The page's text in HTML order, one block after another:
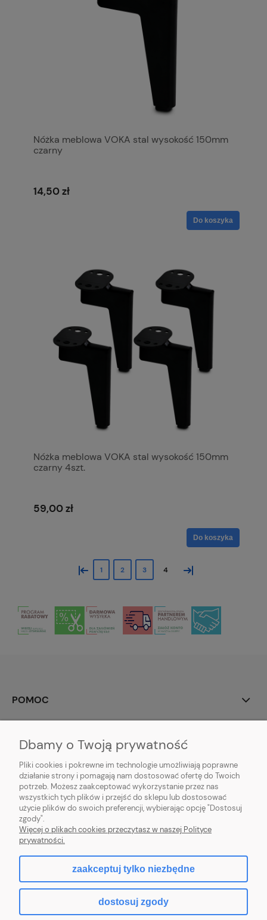
Nóżka meblowa VOKA stal wysokość 150mm
czarny
14,50 zł
Do koszyka
Nóżka meblowa VOKA stal wysokość 150mm
czarny 4szt.
59,00 zł
Do koszyka
« 1 2 3 4 »
POMOC
PŁATNOŚCI I DOSTAWA
INFORMACJE
O NAS
Sklep internetowy Shoper.pl
Dbamy o Twoją prywatność
Pliki cookies i pokrewne im technologie umożliwiają poprawne
działanie strony i pomagają nam dostosować ofertę do Twoich
potrzeb. Możesz zaakceptować wykorzystanie przez nas
wszystkich tych plików i przejść do sklepu lub dostosować
użycie plików do swoich preferencji, wybierając opcję "Dostosuj
zgody".
Więcej o plikach cookies przeczytasz w naszej Polityce
prywatności.
zaakceptuj tylko niezbędne
dostosuj zgody